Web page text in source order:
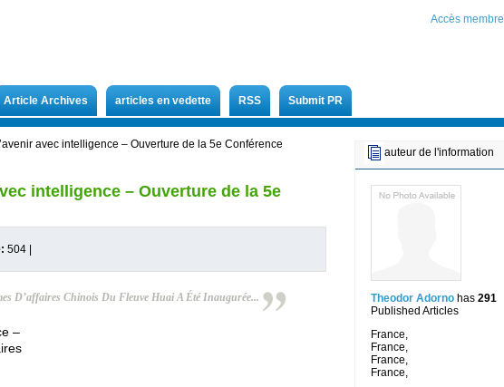
Accès membre
Article Archives articles en vedette RSS Submit PR
auteur de l'information
Theodor Adorno has 291
Published Articles
France,
France,
France,
France,
avec intelligence – Ouverture de la 5e Conférence
intelligence – Ouverture de la 5e
504
D’affaires Chinois Du Fleuve Huai A Été Inaugurée...
–